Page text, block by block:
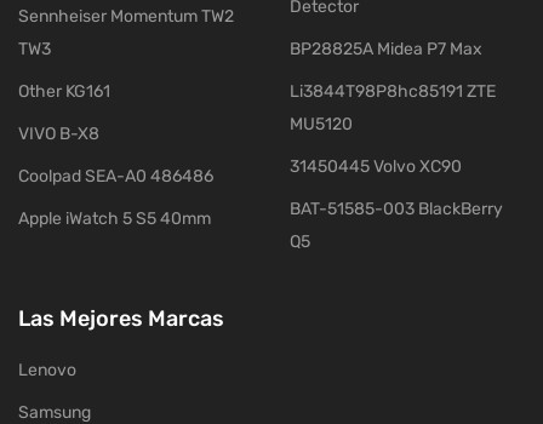
Sennheiser Momentum TW2
TW3
Other KG161
VIVO B-X8
Coolpad SEA-A0 486486
Apple iWatch 5 S5 40mm
Detector
BP28825A Midea P7 Max
Li3844T98P8hc85191 ZTE
MU5120
31450445 Volvo XC90
BAT-51585-003 BlackBerry
Q5
Las Mejores Marcas
Lenovo
Samsung